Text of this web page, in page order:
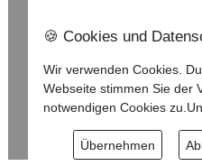
Nach
🍪 Cookies und
Wir verwenden Cookies.
Webseite stimmen Sie der
notwendigen Cookies zu.
Übernehmen